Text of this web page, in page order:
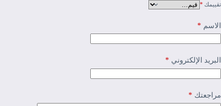
تقييمك *
الاسم *
البريد الإلكتروني *
مراجعتك *